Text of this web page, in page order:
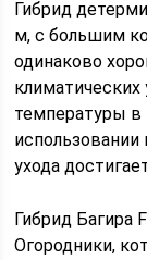
Гибрид
м, с большим
одинаково
климатических
температуры в
ухода
Гибрид Багира
Огородники,